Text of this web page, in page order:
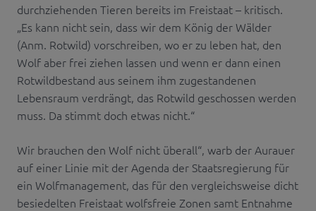
durchziehenden Tieren bereits im Freistaat – kritisch.
„Es kann nicht sein, dass wir dem König der Wälder
(Anm. Rotwild) vorschreiben, wo er zu leben hat, den
Wolf aber frei ziehen lassen und wenn er dann einen
Rotwildbestand aus seinem ihm zugestandenen
Lebensraum verdrängt, das Rotwild geschossen werden
muss. Da stimmt doch etwas nicht.“
Wir brauchen den Wolf nicht überall“, warb der Aurauer
auf einer Linie mit der Agenda der Staatsregierung für
ein Wolfmanagement, das für den vergleichsweise dicht
besiedelten Freistaat wolfsfreie Zonen samt Entnahme